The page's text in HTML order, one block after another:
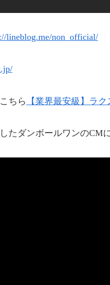
lineblog.me/non_official/
ちら 【業界最安級】ラ
たダンボールワンのCM